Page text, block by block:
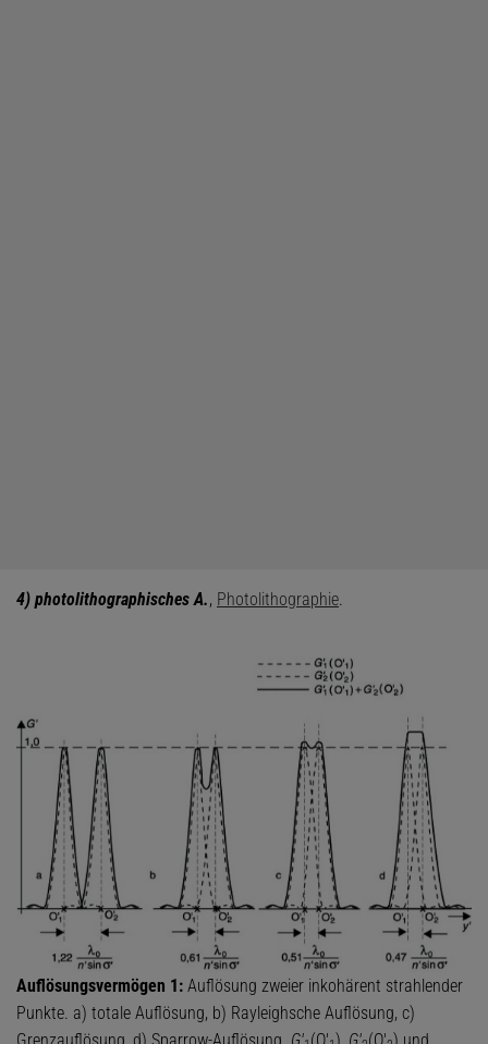
4) photolithographisches A., Photolithographie
Auflösungsvermögen 1: Auflösung zweier inkohärent strahlender
Punkte. a) totale Auflösung, b) Rayleighsche Auflösung, c)